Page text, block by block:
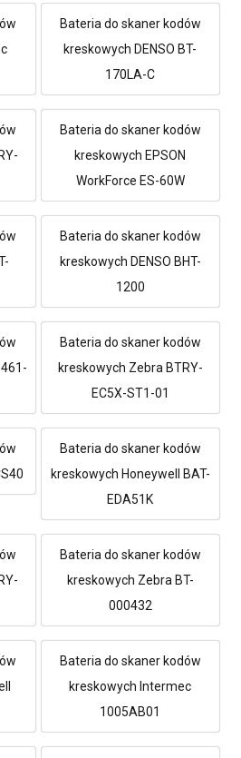
Bateria do skaner kodów
kreskowych DENSO BT-
170LA-C
Bateria do skaner kodów
kreskowych EPSON
WorkForce ES-60W
Bateria do skaner kodów
kreskowych DENSO BHT-
1200
Bateria do skaner kodów
kreskowych Zebra BTRY-
EC5X-ST1-01
Bateria do skaner kodów
kreskowych Honeywell BAT-
EDA51K
Bateria do skaner kodów
kreskowych Zebra BT-
000432
Bateria do skaner kodów
kreskowych Intermec
1005AB01